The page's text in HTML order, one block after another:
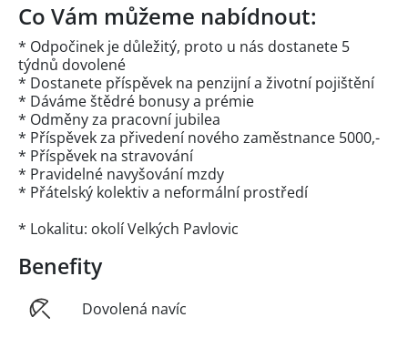
Co Vám můžeme nabídnout:
* Odpočinek je důležitý, proto u nás dostanete 5
týdnů dovolené
* Dostanete příspěvek na penzijní a životní pojištění
* Dáváme štědré bonusy a prémie
* Odměny za pracovní jubilea
* Příspěvek za přivedení nového zaměstnance 5000,-
* Příspěvek na stravování
* Pravidelné navyšování mzdy
* Přátelský kolektiv a neformální prostředí
* Lokalitu: okolí Velkých Pavlovic
Benefity
Dovolená navíc